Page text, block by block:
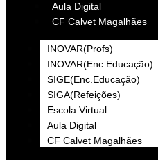
Aula Digital
CF Calvet Magalhães
INOVAR(Profs)
INOVAR(Enc.Educação)
SIGE(Enc.Educação)
SIGA(Refeições)
Escola Virtual
Aula Digital
CF Calvet Magalhães